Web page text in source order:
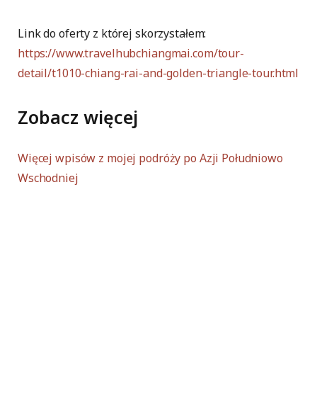
Link do oferty z której skorzystałem:
https://www.travelhubchiangmai.com/tour-
detail/t1010-chiang-rai-and-golden-triangle-tour.html
Zobacz więcej
Więcej wpisów z mojej podróży po Azji Południowo
Wschodniej